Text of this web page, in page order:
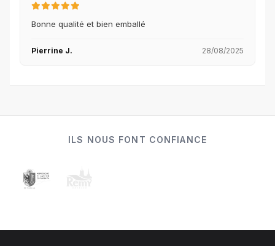
Bonne qualité et bien emballé
Pierrine J. 28/08/2025
ILS NOUS FONT CONFIANCE